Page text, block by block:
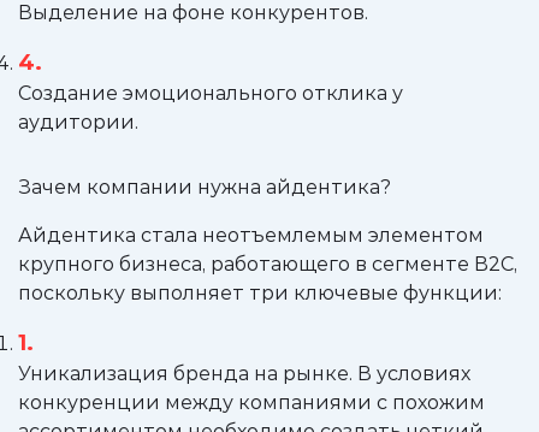
Выделение на фоне конкурентов.
Создание эмоционального отклика у
аудитории.
Зачем компании нужна айдентика?
Айдентика стала неотъемлемым элементом
крупного бизнеса, работающего в сегменте В2С,
поскольку выполняет три ключевые функции:
Уникализация бренда на рынке. В условиях
конкуренции между компаниями с похожим